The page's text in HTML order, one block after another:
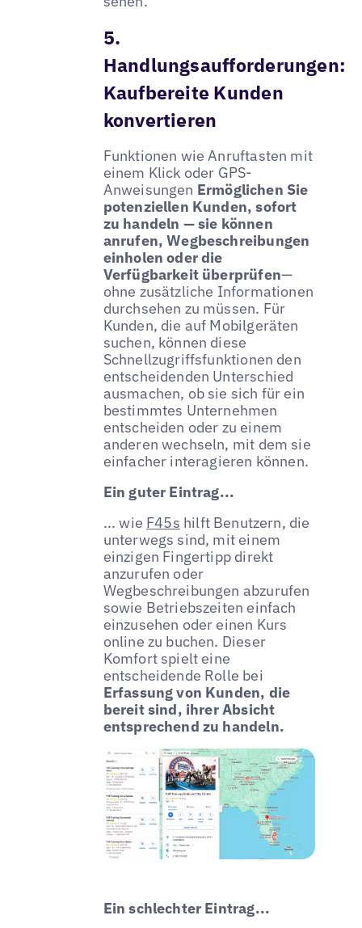
5.
Handlungsaufforderungen:
Kaufbereite Kunden
konvertieren
Funktionen wie Anruftasten mit
einem Klick oder GPS-
Anweisungen Ermöglichen Sie
potenziellen Kunden, sofort
zu handeln — sie können
anrufen, Wegbeschreibungen
einholen oder die
Verfügbarkeit überprüfen—
ohne zusätzliche Informationen
durchsehen zu müssen. Für
Kunden, die auf Mobilgeräten
suchen, können diese
Schnellzugriffsfunktionen den
entscheidenden Unterschied
ausmachen, ob sie sich für ein
bestimmtes Unternehmen
entscheiden oder zu einem
anderen wechseln, mit dem sie
einfacher interagieren können.
Ein guter Eintrag...
... wie F45s hilft Benutzern, die
unterwegs sind, mit einem
einzigen Fingertipp direkt
anzurufen oder
Wegbeschreibungen abzurufen
sowie Betriebszeiten einfach
einzusehen oder einen Kurs
online zu buchen. Dieser
Komfort spielt eine
entscheidende Rolle bei
Erfassung von Kunden, die
bereit sind, ihrer Absicht
entsprechend zu handeln.
Ein schlechter Eintrag...